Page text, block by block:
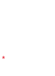
*